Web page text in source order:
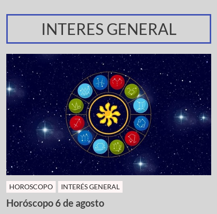
INTERES GENERAL
HOROSCOPO INTERÉS GENERAL
Horóscopo 6 de agosto